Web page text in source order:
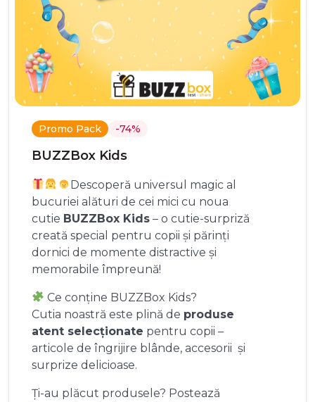
Promo Pack -74%
BUZZBox Kids
Descoperă universul magic al
bucuriei alături de cei mici cu noua
cutie BUZZBox Kids – o cutie-surpriză
creată special pentru copii și părinți
dornici de momente distractive și
memorabile împreună!
Ce conține BUZZBox Kids?
Cutia noastră este plină de produse
atent selecționate pentru copii –
articole de îngrijire blânde, accesorii și
surprize delicioase.
Ți-au plăcut produsele? Postează